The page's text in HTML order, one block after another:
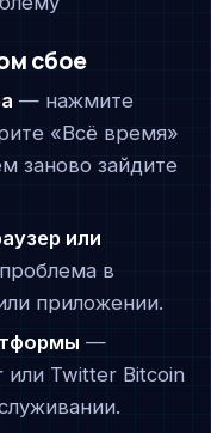
сбое
— нажмите
«Всё время»
заново зайдите
или
в
приложении.
—
или Twitter Bitcoin